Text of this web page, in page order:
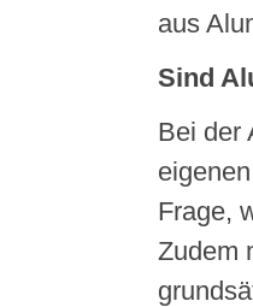
aus
Sind
Bei der
Frage,
Zudem